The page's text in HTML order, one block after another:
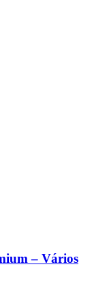
– Vários